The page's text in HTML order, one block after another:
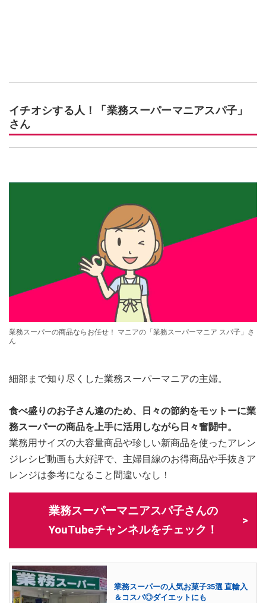
イチオシする人！「業務スーパーマニアスパ子」
さん
業務スーパーの商品ならお任せ！ マニアの「業務スーパーマニア スパ子」さ
ん
細部まで知り尽くした業務スーパーマニアの主婦。
食べ盛りのお子さん達のため、日々の節約をモットーに業
務スーパーの商品を上手に活用しながら日々奮闘中。
業務用サイズの大容量商品や珍しい新商品を使ったアレン
ジレシピ動画も大好評で、主婦目線のお得商品や手抜きア
レンジは参考になること間違いなし！
業務スーパーマニアスパ子さんの
YouTubeチャンネルをチェック！
業務スーパーの人気お菓子35選 直輸入
＆コスパ◎ダイエットにも